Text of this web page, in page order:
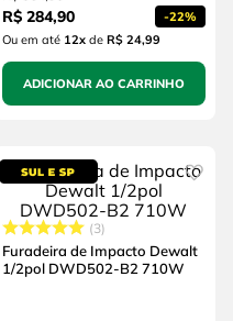
R$ 284,90 -22%
Ou em até 12xde R$ 24,99
ADICIONAR AO CARRINHO
3
Furadeira de Impacto Dewalt
1/2pol DWD502-B2 710W